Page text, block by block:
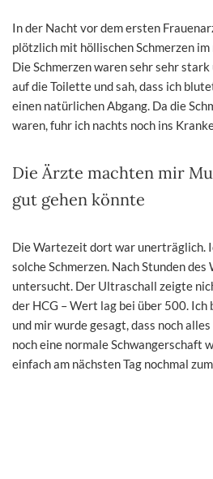
In der Nacht vor dem ersten
plötzlich mit höllischen Schmerzen
Die Schmerzen waren sehr sehr
auf die Toilette und sah, dass ich
einen natürlichen Abgang. Da die
waren, fuhr ich nachts noch ins
Die Ärzte machten mir
gut gehen könnte
Die Wartezeit dort war unerträglich.
solche Schmerzen. Nach Stunden
untersucht. Der Ultraschall zeigte
der HCG – Wert lag bei über 500. Ich
und mir wurde gesagt, dass noch
noch eine normale Schwangerschaft
einfach am nächsten Tag nochmal